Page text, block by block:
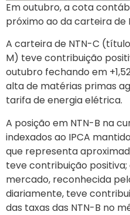
Em outubro, a cota
próximo ao da carteira de
A carteira de NTN-C
M) teve contribuição
outubro fechando em
alta de matérias primas
tarifa de energia elétrica.
A posição em NTN-B na
indexados ao IPCA
que representa
teve contribuição positiva;
mercado, reconhecida
diariamente, teve
das taxas das NTN-B no